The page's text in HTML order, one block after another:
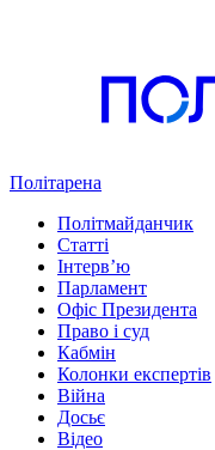
Політарена
Політмайданчик
Статті
Інтервʼю
Парламент
Офіс Президента
Право і суд
Кабмін
Колонки експертів
Війна
Досьє
Відео